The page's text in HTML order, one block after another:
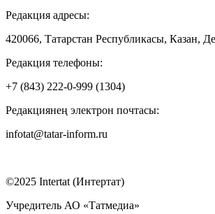
Редакция адресы:
420066, Татарстан Республикасы, Казан,
Редакция телефоны:
+7 (843) 222-0-999 (1304)
Редакциянең электрон почтасы:
infotat@tatar-inform.ru
©2025 Intertat (Интертат)
Учредитель АО «Татмедиа»